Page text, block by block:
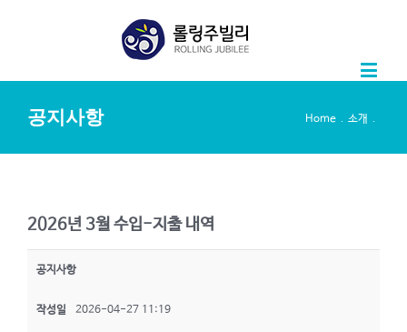
공지사항 Home 소개
2026년 3월 수입-지출 내역
공지사항
작성일 2026-04-27 11:19